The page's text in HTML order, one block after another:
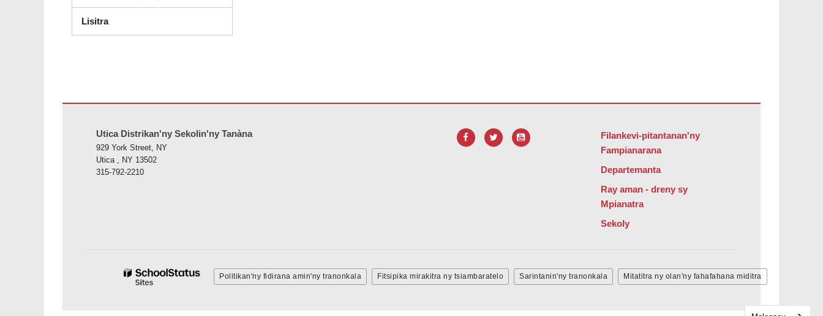
Lisitra(misokatra anatin'ny fikandrana vaovao)
Utica Distrikan'ny Sekolin'ny Tanàna
929 York Street, NY
Utica , NY 13502
315-792-2210
Filankevi-pitantanan'ny
Fampianarana
Departemanta
Ray aman - dreny sy
Mpianatra
Sekoly
Politikan'ny fidirana amin'ny tranonkala Fitsipika mirakitra ny tsiambaratelo Sarintanin'ny tranonkala Mitatitra ny olan'ny fahafahana miditra